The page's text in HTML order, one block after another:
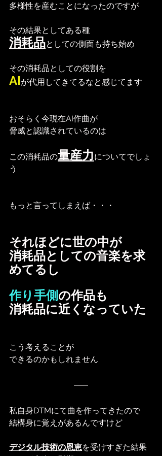
多様性を産むことになったのですが
その結果としてある種
消耗品としての側面も持ち始め
その消耗品としての役割を
AIが代用してきてるなと感じてます
おそらく今現在AI作曲が
脅威と認識されているのは
この消耗品の量産力についてでしょ
う
もっと言ってしまえば・・・
それほどに世の中が
消耗品としての音楽を求
めてるし
作り手側の作品も
消耗品に近くなっていた
こう考えることが
できるのかもしれません
私自身DTMにて曲を作ってきたので
結構身に覚えがあるんですけど
デジタル技術の恩恵を受けすぎた結果